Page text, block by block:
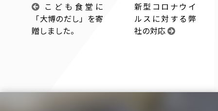
こども食堂に
「大博のだし」を寄
贈しました。
新型コロナウイ
ルスに対する弊
社の対応